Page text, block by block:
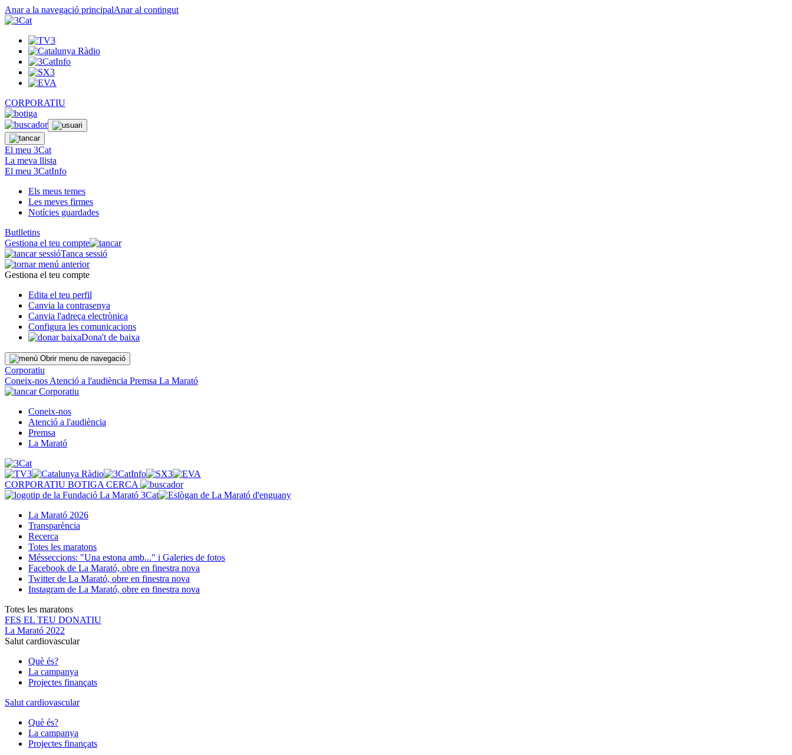
Anar a la navegació principalAnar al contingut
CORPORATIU
El meu 3Cat
La meva llista
El meu 3CatInfo
Els meus temes
Les meves firmes
Notícies guardades
Butlletins
Gestiona el teu compte
Tanca sessió
Gestiona el teu compte
Edita el teu perfil
Canvia la contrasenya
Canvia l'adreça electrònica
Configura les comunicacions
Dona't de baixa
Obrir menu de navegació
Corporatiu
Coneix-nos Atenció a l'audiència Premsa La Marató
Corporatiu
Coneix-nos
Atenció a l'audiència
Premsa
La Marató
CORPORATIU BOTIGA CERCA
La Marató 2026
Transparència
Recerca
Totes les maratons
Mésseccions: "Una estona amb..." i Galeries de fotos
Facebook de La Marató, obre en finestra nova
Twitter de La Marató, obre en finestra nova
Instagram de La Marató, obre en finestra nova
Totes les maratons
FES EL TEU DONATIU
La Marató 2022
Salut cardiovascular
Què és?
La campanya
Projectes finançats
Salut cardiovascular
Què és?
La campanya
Projectes finançats